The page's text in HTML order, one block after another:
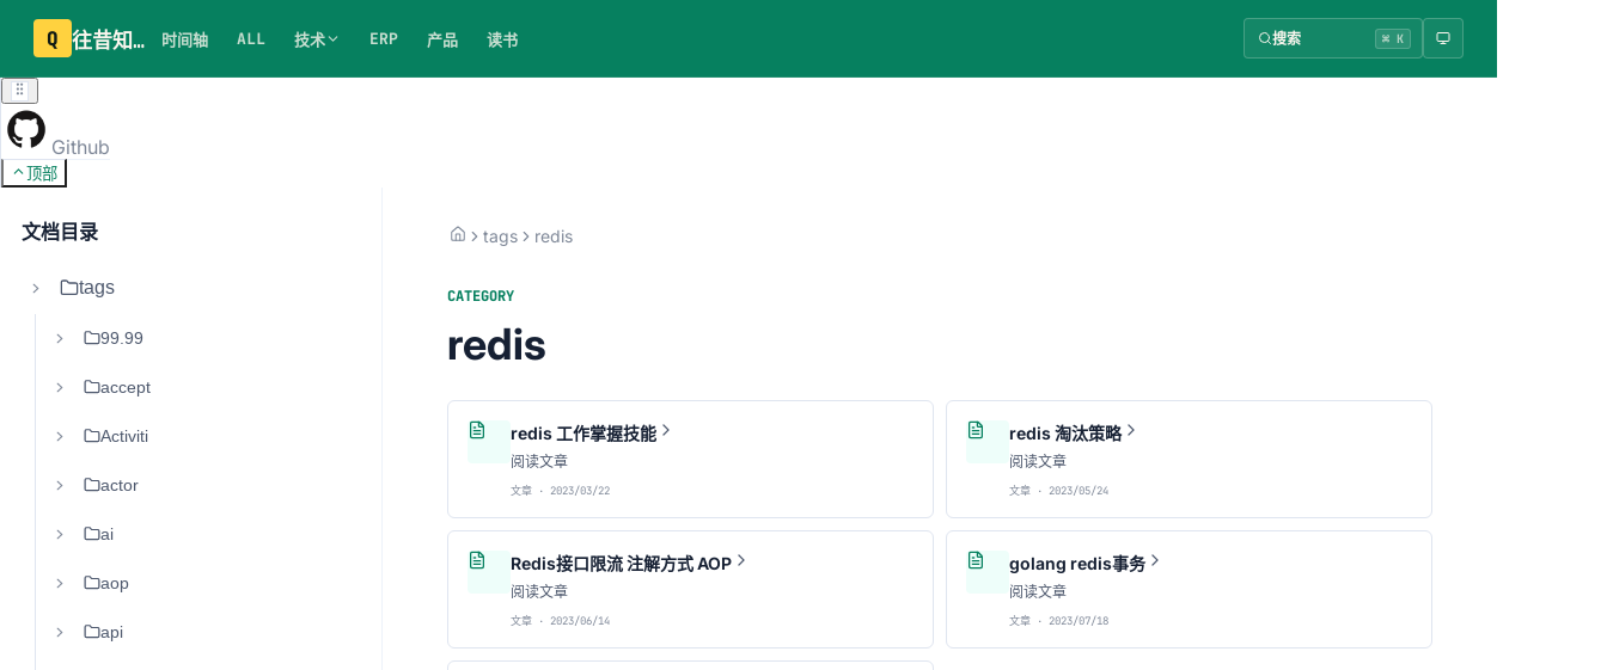
Q 往昔知识库 时间轴 ALL 技术 ERP 产品 读书 搜索 ⌘ K
Github
顶部
文档目录
tags
99.99
accept
Activiti
actor
ai
aop
api
tags redis
CATEGORY
redis
redis 工作掌握技能
阅读文章
文章 · 2023/03/22
redis 淘汰策略
阅读文章
文章 · 2023/05/24
Redis接口限流 注解方式 AOP
阅读文章
文章 · 2023/06/14
golang redis事务
阅读文章
文章 · 2023/07/18